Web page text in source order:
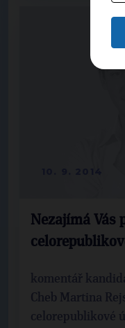
Nezajímá Vás
komentář
Cheb Martina
celorepublikové